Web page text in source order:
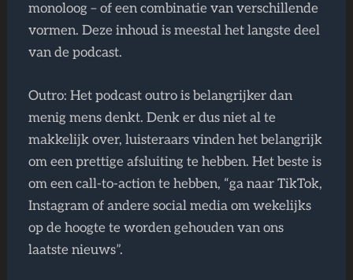
monoloog – of een combinatie van verschillende
vormen. Deze inhoud is meestal het langste deel
van de podcast.
Outro: Het podcast outro is belangrijker dan
menig mens denkt. Denk er dus niet al te
makkelijk over, luisteraars vinden het belangrijk
om een prettige afsluiting te hebben. Het beste is
om een call-to-action te hebben, “ga naar TikTok,
Instagram of andere social media om wekelijks
op de hoogte te worden gehouden van ons
laatste nieuws”.